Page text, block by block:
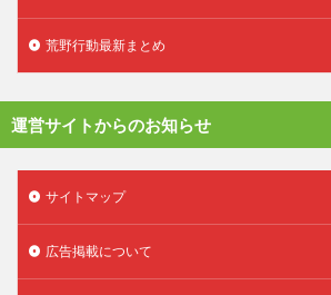
荒野行動最新まとめ
運営サイトからのお知らせ
サイトマップ
広告掲載について